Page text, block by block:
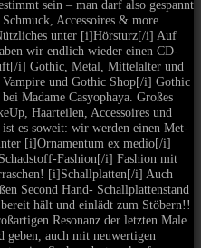
sein – man darf also gespannt
Accessoires & more….
unter [i]Hörsturz[/i] Auf
wir endlich wieder einen CD-
i] Gothic, Metal, Mittelalter und
Vampire und Gothic Shop[/i] Gothic
Madame Casyophaya. Großes
Haarteilen, Accessoires und
es soweit: wir werden einen Met-
[i]Ornamentum ex medio[/i]
Fashion[/i] Fashion mit
[i]Schallplatten[/i] Auch
Second Hand- Schallplattenstand
hält und einlädt zum Stöbern!!
Resonanz der letzten Male
geben, auch mit neuwertigen